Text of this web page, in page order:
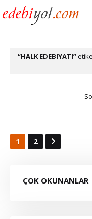
HALK EDEBIYATI
1 2
ÇOK OKUNANLAR